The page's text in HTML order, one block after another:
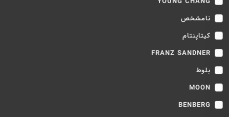
نامشخص
کیتاپنتام
FRANZ SANDNER
بلوط
MOON
BENBERG